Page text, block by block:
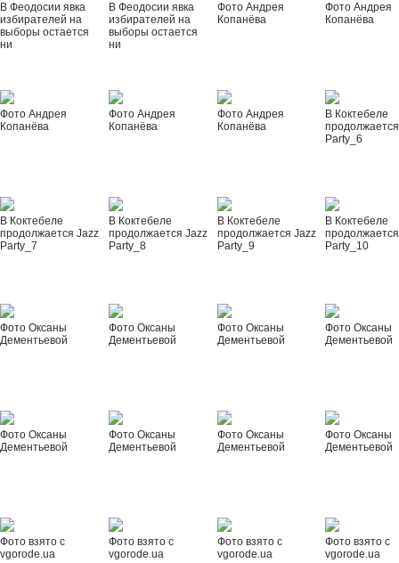
В Феодосии явка
избирателей на
выборы остается
ни
В Феодосии явка
избирателей на
выборы остается
ни
Фото Андрея
Копанёва
Фото Андрея
Копанёва
Фото Андрея
Копанёва
Фото Андрея
Копанёва
Фото Андрея
Копанёва
В Коктебеле
Party_6
В Коктебеле
продолжается Jazz
Party_7
В Коктебеле
продолжается Jazz
Party_8
В Коктебеле
продолжается Jazz
Party_9
В Коктебеле
Party_10
Фото Оксаны
Дементьевой
Фото Оксаны
Дементьевой
Фото Оксаны
Дементьевой
Фото Оксаны
Дементьевой
Фото Оксаны
Дементьевой
Фото Оксаны
Дементьевой
Фото Оксаны
Дементьевой
Фото Оксаны
Дементьевой
Фото взято с
vgorode.ua
Фото взято с
vgorode.ua
Фото взято с
vgorode.ua
Фото взято с
vgorode.ua